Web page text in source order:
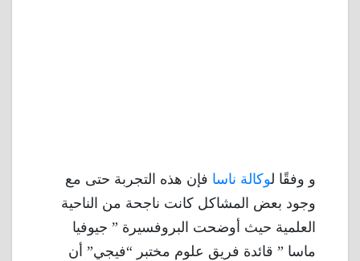
و وفقًا لوكالة ناسا فإن هذه التجربة حتى مع
وجود بعض المشاكل كانت ناجحة من الناحية
العلمية حيث أوضحت البروفسيرة ” جيوفيا
ماسا ” قائدة فريق علوم مختبر “فيجي” أن